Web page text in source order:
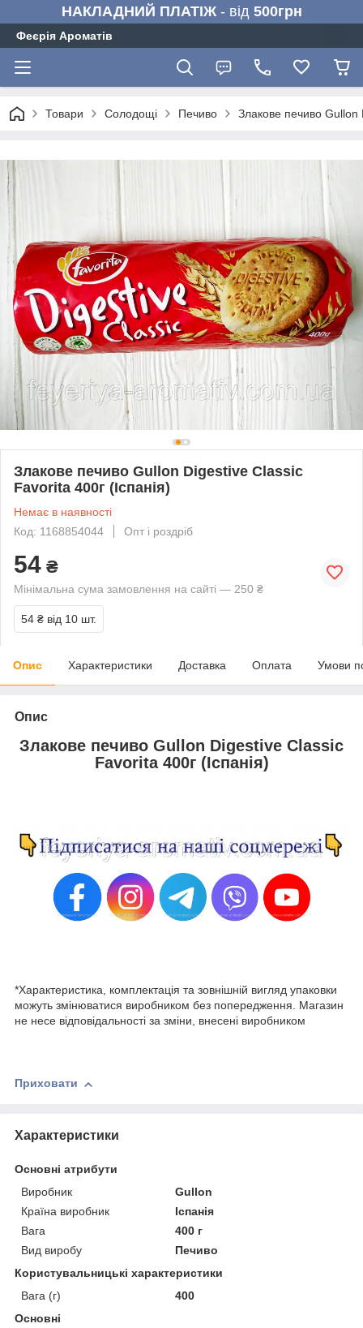
НАКЛАДНИЙ ПЛАТІЖ- від 500грн
Феєрія Ароматів
Товари Солодощі Печиво Злакове печиво Gullon
Злакове печиво Gullon Digestive Classic
Favorita 400г (Іспанія)
Немає в наявності
Код: 1168854044
Опт і роздріб
54 ₴
Мінімальна сума замовлення на сайті — 250 ₴
54 ₴ від 10 шт.
Опис Характеристики Доставка Оплата Умови
Опис
Злакове печиво Gullon Digestive Classic
Favorita 400г (Іспанія)
*Характеристика, комплектація та зовнішній вигляд упаковки
можуть змінюватися виробником без попередження. Магазин
не несе відповідальності за зміни, внесені виробником
Приховати
Характеристики
Основні атрибути
Виробник
Gullon
Країна виробник
Іспанія
Вага
400 г
Вид виробу
Печиво
Користувальницькі характеристики
Вага (г)
400
Основні